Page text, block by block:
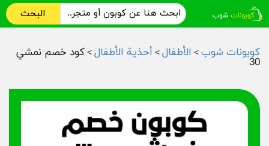
البحث
كوبونات شوب > الأطفال > أحذية الأطفال > كود خصم نمشي
30